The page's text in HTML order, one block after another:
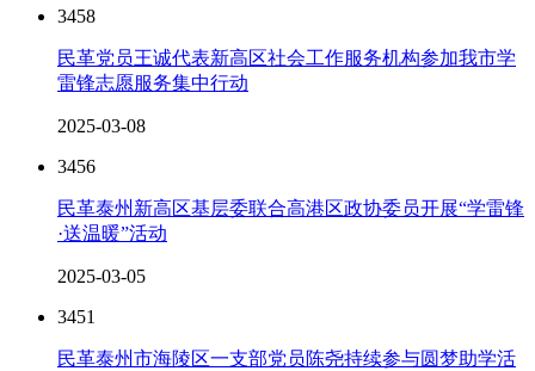
3458
民革党员王诚代表新高区社会工作服务机构参加我市学
雷锋志愿服务集中行动
2025-03-08
3456
民革泰州新高区基层委联合高港区政协委员开展“学雷锋
·送温暖”活动
2025-03-05
3451
民革泰州市海陵区一支部党员陈尧持续参与圆梦助学活